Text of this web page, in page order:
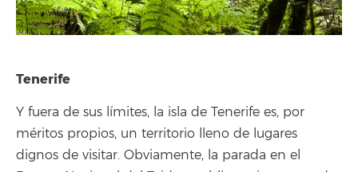
Tenerife
Y fuera de sus límites, la isla de Tenerife es, por
méritos propios, un territorio lleno de lugares
dignos de visitar. Obviamente, la parada en el